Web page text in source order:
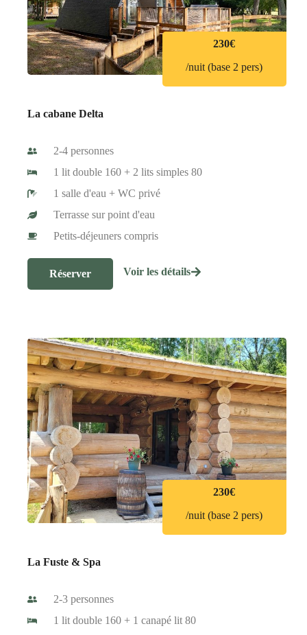
230€
/nuit (base 2 pers)
La cabane Delta
2-4 personnes
1 lit double 160 + 2 lits simples 80
1 salle d'eau + WC privé
Terrasse sur point d'eau
Petits-déjeuners compris
Réserver Voir les détails
230€
/nuit (base 2 pers)
La Fuste & Spa
2-3 personnes
1 lit double 160 + 1 canapé lit 80